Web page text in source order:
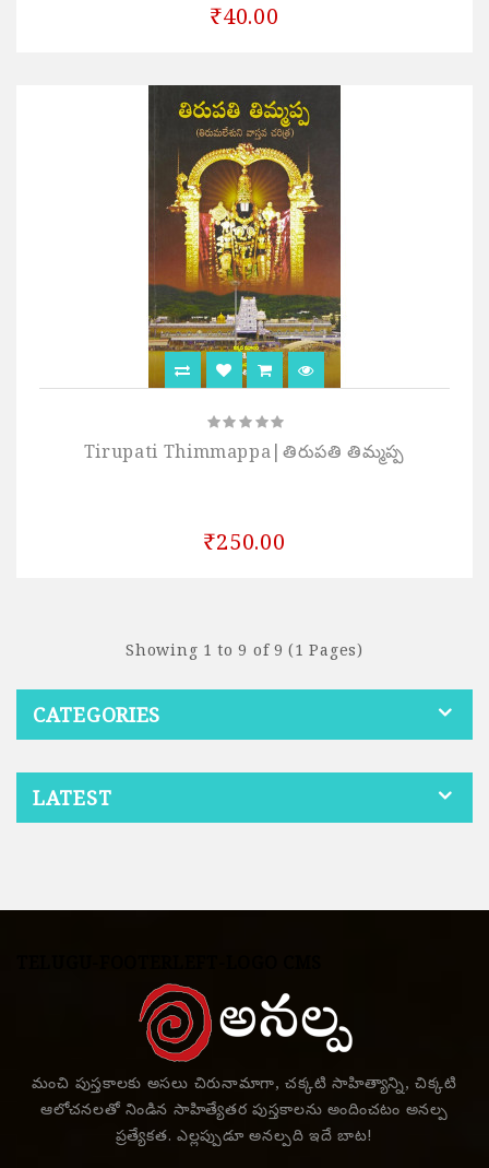
₹40.00
Tirupati Thimmappa|తిరుపతి తిమ్మప్ప
₹250.00
Showing 1 to 9 of 9 (1 Pages)
CATEGORIES
LATEST
మంచి పుస్తకాలకు అసలు చిరునామాగా, చక్కటి సాహిత్యాన్ని, చిక్కటి
ఆలోచనలతో నిండిన సాహిత్యేతర పుస్తకాలను అందించటం అనల్ప
ప్రత్యేకత. ఎల్లప్పుడూ అనల్పది ఇదే బాట!